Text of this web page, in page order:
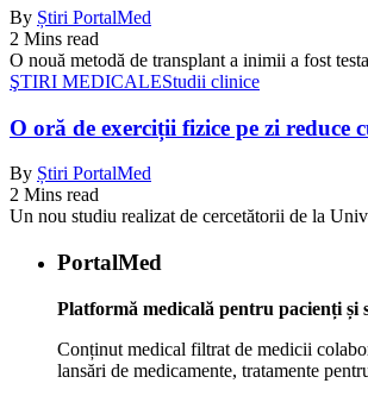
By Știri PortalMed
2 Mins read
O nouă metodă de transplant a inimii a fost
ŞTIRI MEDICALEStudii clinice
O oră de exerciții fizice pe zi reduce
By Știri PortalMed
2 Mins read
Un nou studiu realizat de cercetătorii de la
PortalMed
Platformă medicală pentru pacienți și
Conținut medical filtrat de medicii
lansări de medicamente, tratamente